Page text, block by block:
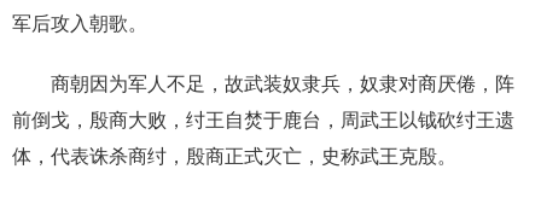
军后攻入朝歌。
商朝因为军人不足，故武装奴隶兵，奴隶对商厌倦，阵
前倒戈，殷商大败，纣王自焚于鹿台，周武王以钺砍纣王遗
体，代表诛杀商纣，殷商正式灭亡，史称武王克殷。